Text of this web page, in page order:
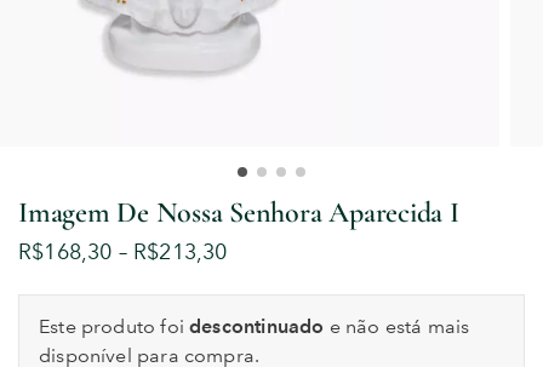
Imagem De Nossa Senhora Aparecida I
R$168,30 – R$213,30
Este produto foidescontinuado e não está mais
disponível para compra.